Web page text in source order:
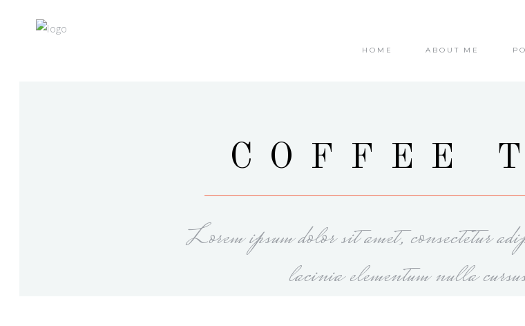
HOME ABOUT ME
COFFEE
Lorem ipsum dolor sit amet, consectetur
lacinia elementum nulla